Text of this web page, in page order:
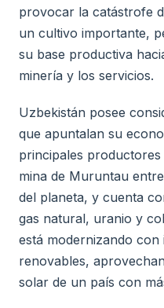
provocar la catástrofe
un cultivo importante,
su base productiva
minería y los servicios.
Uzbekistán posee
que apuntalan su
principales
mina de Muruntau
del planeta, y cuenta
gas natural, uranio y
está modernizando
renovables,
solar de un país con